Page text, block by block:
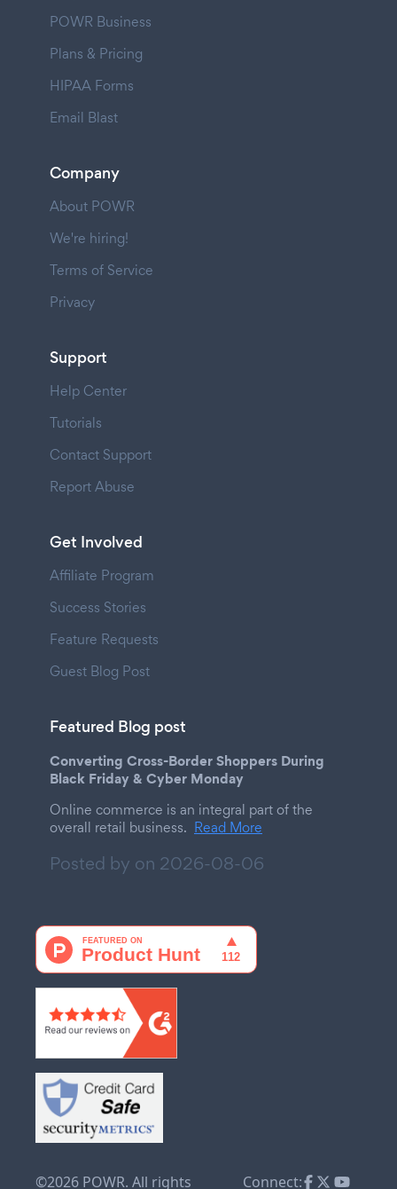
POWR Business
Plans & Pricing
HIPAA Forms
Email Blast
Company
About POWR
We're hiring!
Terms of Service
Privacy
Support
Help Center
Tutorials
Contact Support
Report Abuse
Get Involved
Affiliate Program
Success Stories
Feature Requests
Guest Blog Post
Featured Blog post
Converting Cross-Border Shoppers During
Black Friday & Cyber Monday
Online commerce is an integral part of the
overall retail business. Read More
Posted by on 2026-08-06
©2026 POWR. All rights Connect: